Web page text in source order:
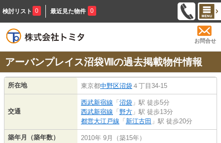
検討リスト 0 最近見た物件 0
お問合せ
アーバンプレイス沼袋Ⅷの過去掲載物件情報
所在地 東京都中野区沼袋 ４丁目34-15
交通
西武新宿線 「 沼袋 」駅 徒歩5分
西武新宿線 「 野方 」駅 徒歩13分
都営大江戸線 「 新江古田 」駅 徒歩20分
築年月（築年数） 2010年 9月（築15年）